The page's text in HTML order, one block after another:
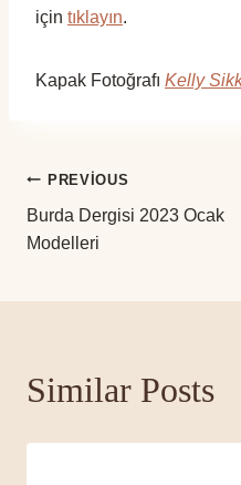
için tıklayın.
Kapak Fotoğrafı Kelly
Yazı
gezinmesi
PREVIOUS
Burda Dergisi 2023 Ocak
Modelleri
Similar Posts